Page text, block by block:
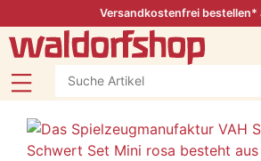
Versandkostenfrei bestellen*